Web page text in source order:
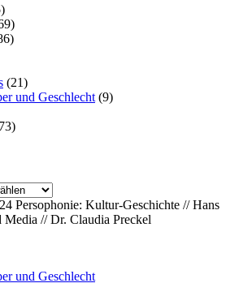
(21)
und Geschlecht (9)
Persophonie: Kultur-Geschichte // Hans
Media // Dr. Claudia Preckel
und Geschlecht